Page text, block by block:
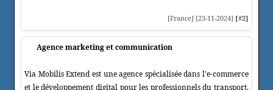
[France] [23-11-2024] [#2]
Agence marketing et communication
Via Mobilis Extend est une agence spécialisée dans l'e-commerce
et le développement digital pour les professionnels du transport,